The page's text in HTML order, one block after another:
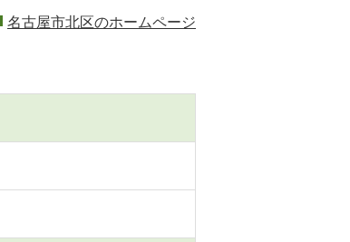
名古屋市北区のホームページ